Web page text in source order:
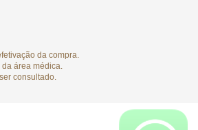
da compra.
área médica.
consultado.